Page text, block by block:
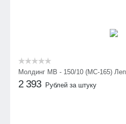
Молдинг МВ - 150/10 (МС-165)
2 393 Рублей за штуку